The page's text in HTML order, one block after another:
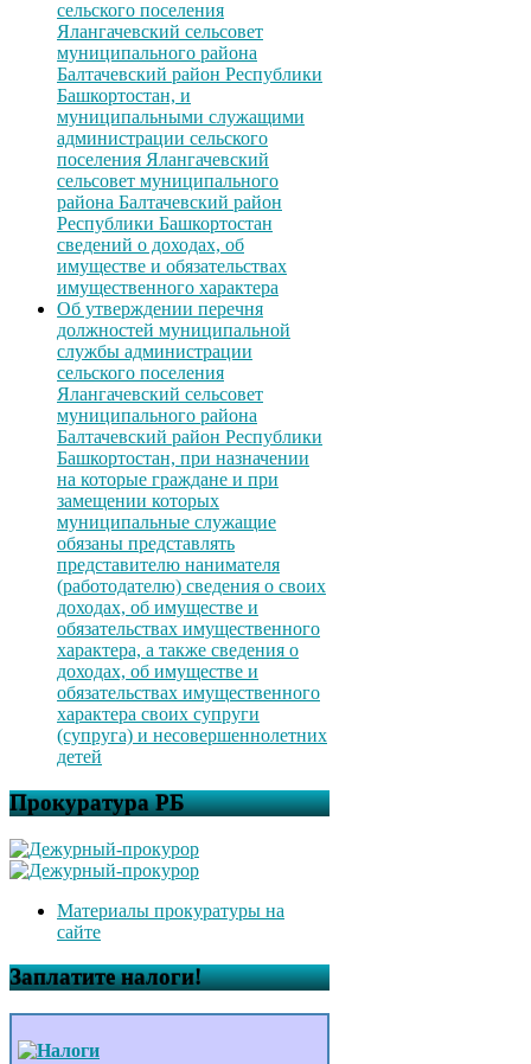
сельского поселения
Ялангачевский сельсовет
муниципального района
Балтачевский район Республики
Башкортостан, и
муниципальными служащими
администрации сельского
поселения Ялангачевский
сельсовет муниципального
района Балтачевский район
Республики Башкортостан
сведений о доходах, об
имуществе и обязательствах
имущественного характера
Об утверждении перечня
должностей муниципальной
службы администрации
сельского поселения
Ялангачевский сельсовет
муниципального района
Балтачевский район Республики
Башкортостан, при назначении
на которые граждане и при
замещении которых
муниципальные служащие
обязаны представлять
представителю нанимателя
(работодателю) сведения о своих
доходах, об имуществе и
обязательствах имущественного
характера, а также сведения о
доходах, об имуществе и
обязательствах имущественного
характера своих супруги
(супруга) и несовершеннолетних
детей
Прокуратура РБ
Материалы прокуратуры на
сайте
Заплатите налоги!